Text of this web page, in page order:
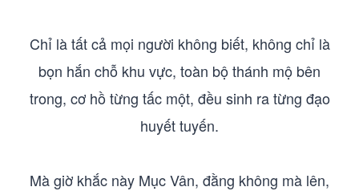
Chỉ là tất cả mọi người không biết, không chỉ là
bọn hắn chỗ khu vực, toàn bộ thánh mộ bên
trong, cơ hồ từng tấc một, đều sinh ra từng đạo
huyết tuyến.
Mà giờ khắc này Mục Vân, đằng không mà lên,